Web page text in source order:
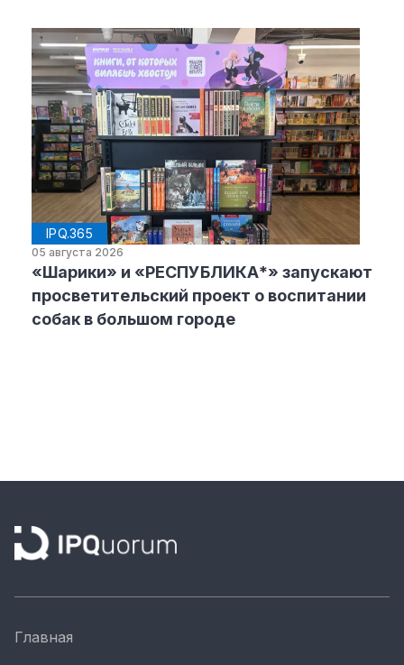
IPQ.365
05 августа 2026
«Шарики» и «РЕСПУБЛИКА*» запускают
просветительский проект о воспитании
собак в большом городе
Главная